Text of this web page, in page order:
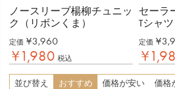
ノースリーブ楊柳チュニッ
ク（リボンくま）
定価 ¥3,960
¥1,980 税込
セーラ
Tシャツ
定価 ¥
¥
並び替え おすすめ 価格が安い 価格